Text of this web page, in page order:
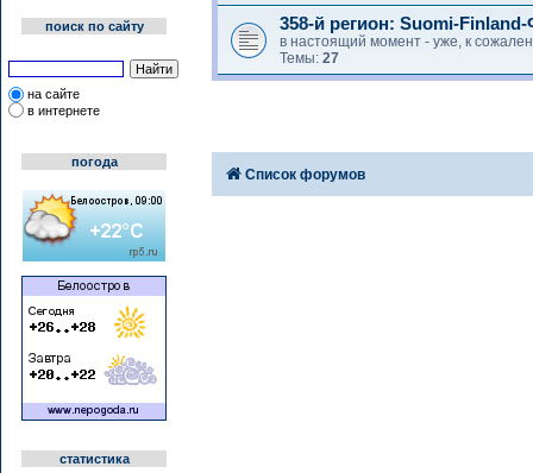
поиск по сайту
на сайте
в интернете
погода
статистика
358-й регион: Suomi-
в настоящий момент - уже, к
Темы: 27
Список форумов